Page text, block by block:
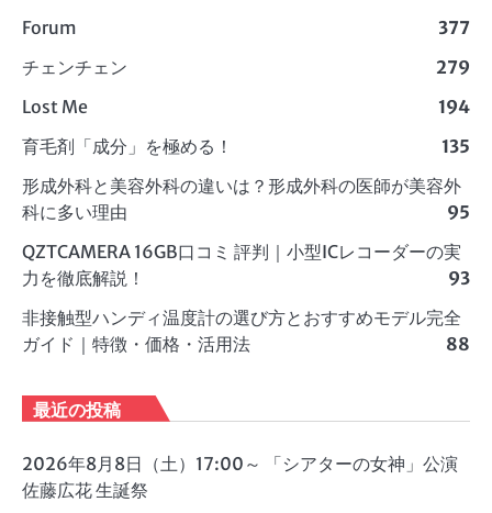
Forum
377
チェンチェン
279
Lost Me
194
育毛剤「成分」を極める！
135
形成外科と美容外科の違いは？形成外科の医師が美容外
科に多い理由
95
QZTCAMERA 16GB口コミ 評判｜小型ICレコーダーの実
力を徹底解説！
93
非接触型ハンディ温度計の選び方とおすすめモデル完全
ガイド｜特徴・価格・活用法
88
最近の投稿
2026年8月8日（土）17:00～ 「シアターの女神」公演
佐藤広花 生誕祭